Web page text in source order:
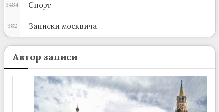
Спорт
3484
Записки москвича
982
Автор записи